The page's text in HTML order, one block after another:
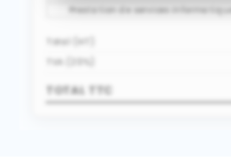
Prestation de services
Total (HT)
TVA (20%)
TOTAL TTC